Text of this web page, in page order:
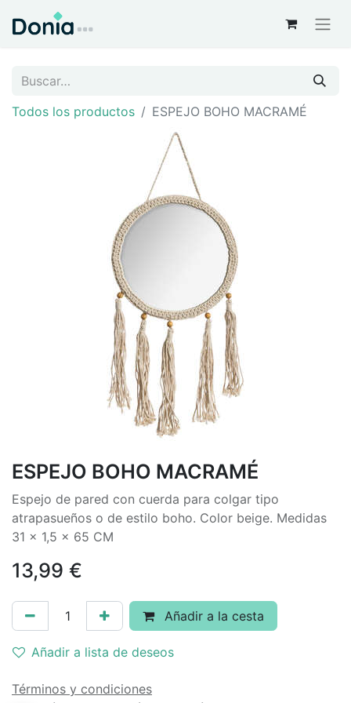
Todos los productos ESPEJO BOHO MACRAMÉ
ESPEJO BOHO MACRAMÉ
Espejo de pared con cuerda para colgar tipo
atrapasueños o de estilo boho. Color beige. Medidas
31 x 1,5 x 65 CM
13,99 €
Añadir a la cesta
Añadir a lista de deseos
Términos y condiciones